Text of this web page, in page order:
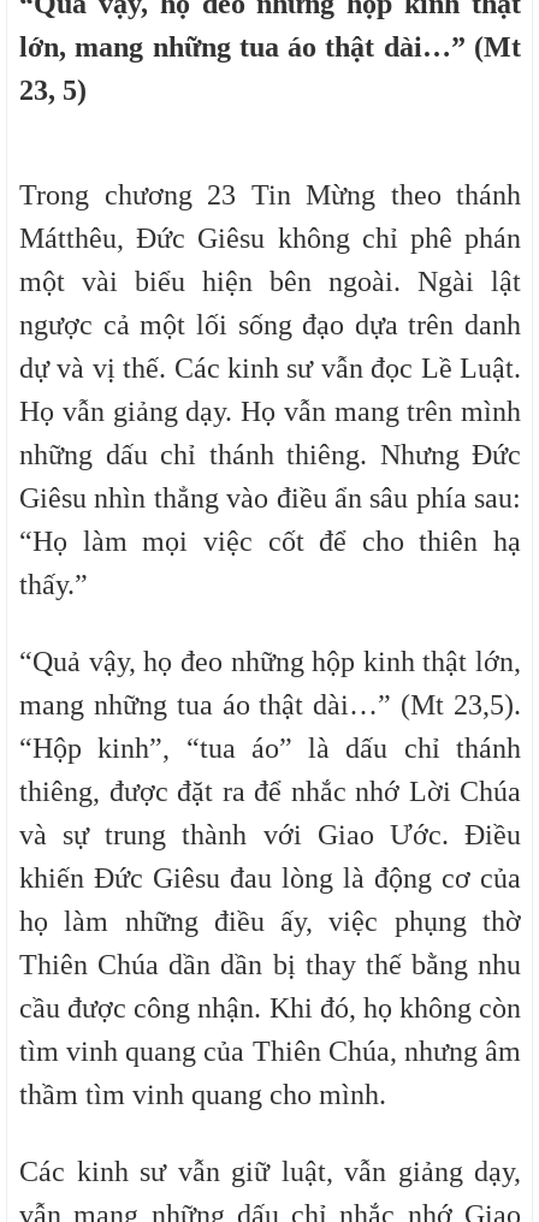
lớn, mang những tua áo thật dài…” (Mt
23, 5)
Trong chương 23 Tin Mừng theo thánh
Mátthêu, Đức Giêsu không chỉ phê phán
một vài biểu hiện bên ngoài. Ngài lật
ngược cả một lối sống đạo dựa trên danh
dự và vị thế. Các kinh sư vẫn đọc Lề Luật.
Họ vẫn giảng dạy. Họ vẫn mang trên mình
những dấu chỉ thánh thiêng. Nhưng Đức
Giêsu nhìn thẳng vào điều ẩn sâu phía sau:
“Họ làm mọi việc cốt để cho thiên hạ
thấy.”
“Quả vậy, họ đeo những hộp kinh thật lớn,
mang những tua áo thật dài…” (Mt 23,5).
“Hộp kinh”, “tua áo” là dấu chỉ thánh
thiêng, được đặt ra để nhắc nhớ Lời Chúa
và sự trung thành với Giao Ước. Điều
khiến Đức Giêsu đau lòng là động cơ của
họ làm những điều ấy, việc phụng thờ
Thiên Chúa dần dần bị thay thế bằng nhu
cầu được công nhận. Khi đó, họ không còn
tìm vinh quang của Thiên Chúa, nhưng âm
thầm tìm vinh quang cho mình.
Các kinh sư vẫn giữ luật, vẫn giảng dạy,
vẫn mang những dấu chỉ nhắc nhớ Giao